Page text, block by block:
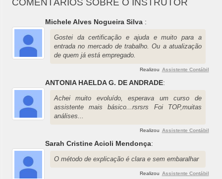
COMENTÁRIOS SOBRE O INSTRUTOR
Michele Alves Nogueira Silva :
Gostei da certificação e ajuda e muito para a
entrada no mercado de trabalho. Ou a atualização
de quem já está empregado.
Realizou Assistente Contábil
ANTONIA HAELDA G. DE ANDRADE:
Achei muito evoluído, esperava um curso de
assistente mais básico...rsrsrs Foi TOP,muitas
análises...
Realizou Assistente Contábil
Sarah Cristine Acioli Mendonça:
O método de explicação é clara e sem embaralhar
Realizou Assistente Contábil